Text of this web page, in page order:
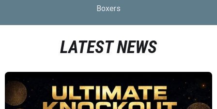
Boxers
LATEST NEWS